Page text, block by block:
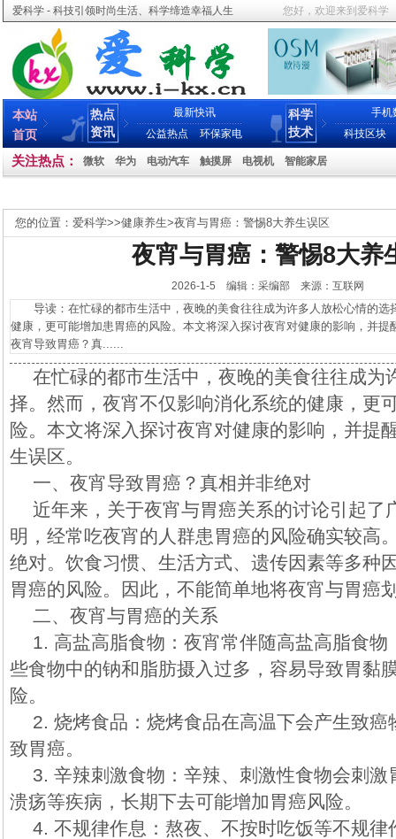
爱科学 - 科技引领时尚生活、科学缔造幸福人生 您好，欢迎来到爱科学
本站
首页
热点
资讯
最新快讯
公益热点
环保家电
科学
技术
手机
科技区块
关注热点： 微软 华为 电动汽车 触摸屏 电视机 智能家居
您的位置： 爱科学>>健康养生>夜宵与胃癌：警惕8大养生误区
夜宵与胃癌：警惕8大养
2026-1-5 编辑：采编部 来源：互联网
导读：在忙碌的都市生活中，夜晚的美食往往成为许多人放松心情的选
健康，更可能增加患胃癌的风险。本文将深入探讨夜宵对健康的影响，并提
夜宵导致胃癌？真......
在忙碌的都市生活中，夜晚的美食往往成为
择。然而，夜宵不仅影响消化系统的健康，更
险。本文将深入探讨夜宵对健康的影响，并提
生误区。
一、夜宵导致胃癌？真相并非绝对
近年来，关于夜宵与胃癌关系的讨论引起了
明，经常吃夜宵的人群患胃癌的风险确实较高
绝对。饮食习惯、生活方式、遗传因素等多种
胃癌的风险。因此，不能简单地将夜宵与胃癌
二、夜宵与胃癌的关系
1. 高盐高脂食物：夜宵常伴随高盐高脂食物
些食物中的钠和脂肪摄入过多，容易导致胃黏
险。
2. 烧烤食品：烧烤食品在高温下会产生致癌
致胃癌。
3. 辛辣刺激食物：辛辣、刺激性食物会刺激
溃疡等疾病，长期下去可能增加胃癌风险。
4. 不规律作息：熬夜、不按时吃饭等不规律